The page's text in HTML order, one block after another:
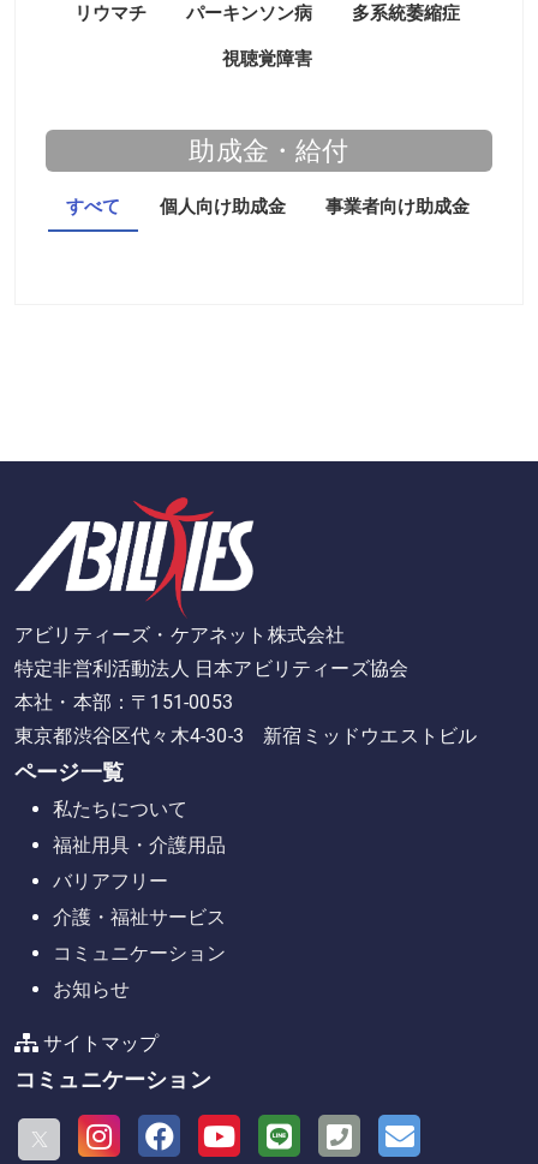
リウマチ パーキンソン病 多系統萎縮症
視聴覚障害
助成金・給付
すべて 個人向け助成金 事業者向け助成金
アビリティーズ・ケアネット株式会社
特定非営利活動法人 日本アビリティーズ協会
本社・本部：〒151-0053
東京都渋谷区代々木4-30-3 新宿ミッドウエストビル
ページ一覧
私たちについて
福祉用具・介護用品
バリアフリー
介護・福祉サービス
コミュニケーション
お知らせ
サイトマップ
コミュニケーション